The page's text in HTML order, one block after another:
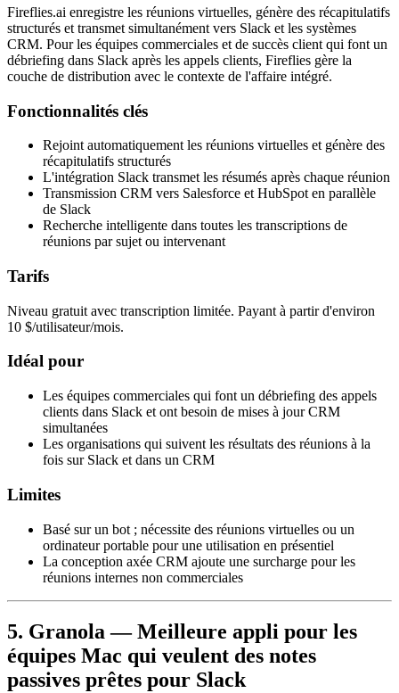
Fireflies.ai enregistre les réunions virtuelles, génère des récapitulatifs
structurés et transmet simultanément vers Slack et les systèmes
CRM. Pour les équipes commerciales et de succès client qui font un
débriefing dans Slack après les appels clients, Fireflies gère la
couche de distribution avec le contexte de l'affaire intégré.
Fonctionnalités clés
Rejoint automatiquement les réunions virtuelles et génère des
récapitulatifs structurés
L'intégration Slack transmet les résumés après chaque réunion
Transmission CRM vers Salesforce et HubSpot en parallèle
de Slack
Recherche intelligente dans toutes les transcriptions de
réunions par sujet ou intervenant
Tarifs
Niveau gratuit avec transcription limitée. Payant à partir d'environ
10 $/utilisateur/mois.
Idéal pour
Les équipes commerciales qui font un débriefing des appels
clients dans Slack et ont besoin de mises à jour CRM
simultanées
Les organisations qui suivent les résultats des réunions à la
fois sur Slack et dans un CRM
Limites
Basé sur un bot ; nécessite des réunions virtuelles ou un
ordinateur portable pour une utilisation en présentiel
La conception axée CRM ajoute une surcharge pour les
réunions internes non commerciales
5. Granola — Meilleure appli pour les
équipes Mac qui veulent des notes
passives prêtes pour Slack